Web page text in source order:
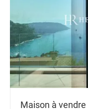
Maison à vendre